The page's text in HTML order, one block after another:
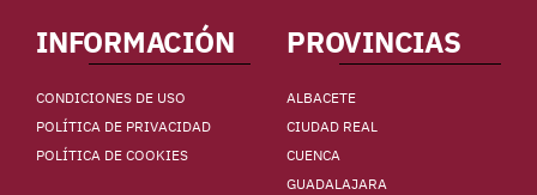
INFORMACIÓN
CONDICIONES DE USO
POLÍTICA DE PRIVACIDAD
POLÍTICA DE COOKIES
PROVINCIAS
ALBACETE
CIUDAD REAL
CUENCA
GUADALAJARA